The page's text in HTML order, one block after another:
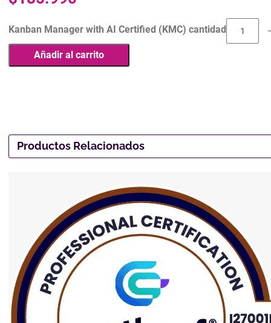
Kanban Manager with AI Certified (KMC) cantidad
Añadir al carrito
Productos Relacionados